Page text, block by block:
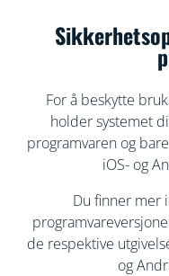
For å beskytte
holder systemet
programvaren og
iOS- og
Du finner mer
de respektive
og